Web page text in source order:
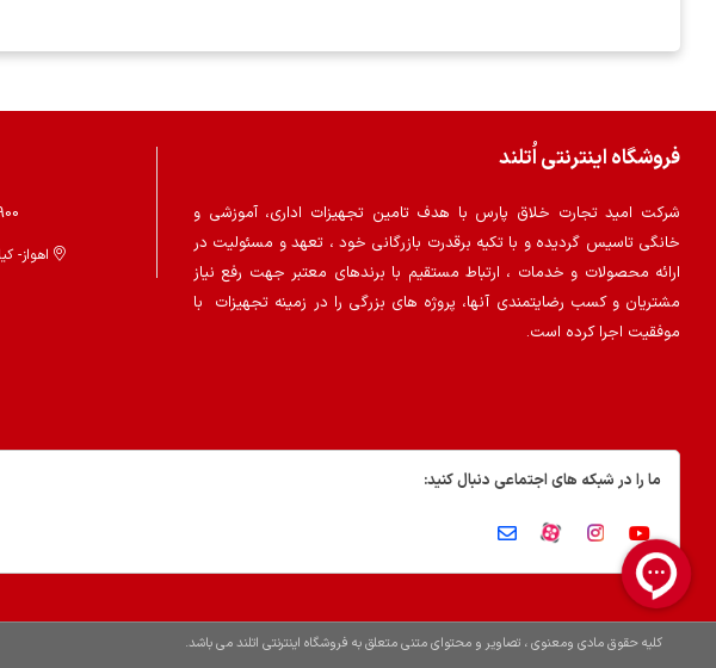
فروشگاه اینترنتی اُتلند
شرکت امید تجارت خلاق پارس با هدف تامین تجهیزات اداری، آموزشی و
خانگی تاسیس گردیده و با تکیه برقدرت بازرگانی خود ، تعهد و مسئولیت در
ارائه محصولات و خدمات ، ارتباط مستقیم با برندهای معتبر جهت رفع نیاز
مشتریان و کسب رضایتمندی آنها، پروژه های بزرگی را در زمینه تجهیزات با
موفقیت اجرا کرده است.
اهواز-
ما را در شبکه های اجتماعی دنبال کنید:
کلیه حقوق مادی ومعنوی ، تصاویر و محتوای متنی متعلق به فروشگاه اینترنتی اتلند می باشد.